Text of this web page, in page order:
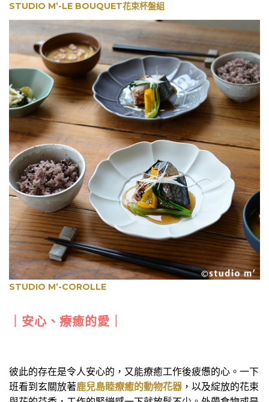
STUDIO M’-LE BOUQUET花束杯盤組
STUDIO M’-COROLLE
｜安心、療癒的愛｜
彼此的存在是令人安心的，又能療癒工作後疲憊的心。一下
班看到玄關放著鹿兒島睦療癒的動物花器 ，以及綻放的花束